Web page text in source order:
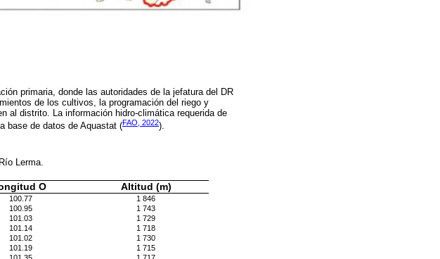
primaria, donde las autoridades de la jefatura del DR
de los cultivos, la programación del riego y
al distrito. La información hidro-climática requerida de
base de datos de Aquastat (FAO, 2022).
Lerma.
O Altitud (m)
100.77
1 846
100.95
1 743
101.03
1 729
101.14
1 718
101.02
1 730
101.19
1 715